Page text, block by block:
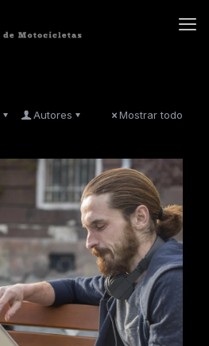
Autores Mostrar todo